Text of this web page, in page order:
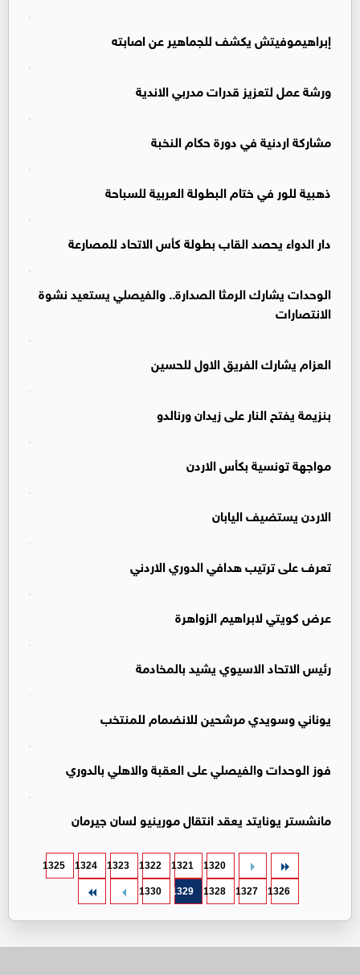
إبراهيموفيتش يكشف للجماهير عن اصابته
ورشة عمل لتعزيز قدرات مدربي الاندية
مشاركة اردنية في دورة حكام النخبة
ذهبية للور في ختام البطولة العربية للسباحة
دار الدواء يحصد القاب بطولة كأس الاتحاد للمصارعة
الوحدات يشارك الرمثا الصدارة.. والفيصلي يستعيد نشوة
الانتصارات
العزام يشارك الفريق الاول للحسين
بنزيمة يفتح النار على زيدان ورنالدو
مواجهة تونسية بكأس الاردن
الاردن يستضيف اليابان
تعرف على ترتيب هدافي الدوري الاردني
عرض كويتي لابراهيم الزواهرة
رئيس الاتحاد الاسيوي يشيد بالمخادمة
يوناني وسويدي مرشحين للانضمام للمنتخب
فوز الوحدات والفيصلي على العقبة والاهلي بالدوري
مانشستر يونايتد يعقد انتقال مورينيو لسان جيرمان
1320
1321
1322
1323
1324
1325
1326
1327
1328
1329
1330